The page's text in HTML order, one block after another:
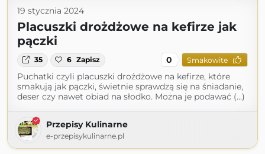
19 stycznia 2024
Placuszki drożdżowe na kefirze jak
pączki
35 6 Zapisz 0 Smakowite
Puchatki czyli placuszki drożdżowe na kefirze, które
smakują jak pączki, świetnie sprawdzą się na śniadanie,
deser czy nawet obiad na słodko. Można je podawać (...)
Przepisy Kulinarne
e-przepisykulinarne.pl